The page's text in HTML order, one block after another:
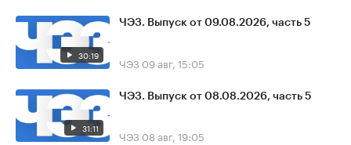
30:19
ЧЭЗ. Выпуск от 09.08.2026, часть 5
ЧЭЗ 09 авг, 15:05
31:11
ЧЭЗ. Выпуск от 08.08.2026, часть 5
ЧЭЗ 08 авг, 19:05